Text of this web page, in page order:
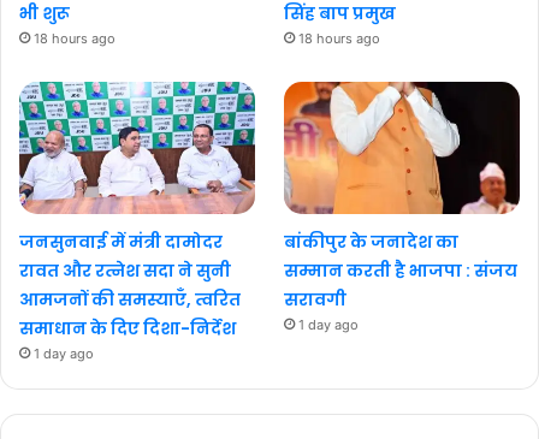
भी शुरू
18 hours ago
सिंह बाप प्रमुख
18 hours ago
जनसुनवाई में मंत्री दामोदर
रावत और रत्नेश सदा ने सुनी
आमजनों की समस्याएँ, त्वरित
समाधान के दिए दिशा-निर्देश
1 day ago
बांकीपुर के जनादेश का
सम्मान करती है भाजपा : संजय
सरावगी
1 day ago